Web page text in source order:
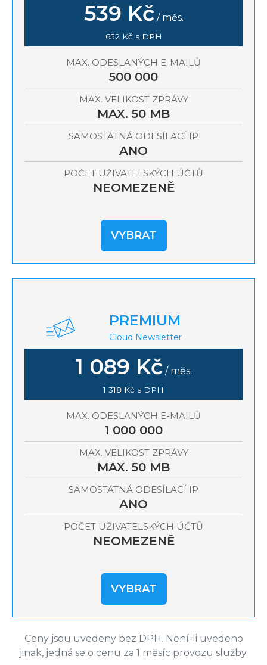
539 Kč/ měs.
652 Kč s DPH
MAX. ODESLANÝCH E-MAILŮ
500 000
MAX. VELIKOST ZPRÁVY
MAX. 50 MB
SAMOSTATNÁ ODESÍLACÍ IP
ANO
POČET UŽIVATELSKÝCH ÚČTŮ
NEOMEZENĚ
VYBRAT
PREMIUM
Cloud Newsletter
1 089 Kč / měs.
1 318 Kč s DPH
MAX. ODESLANÝCH E-MAILŮ
1 000 000
MAX. VELIKOST ZPRÁVY
MAX. 50 MB
SAMOSTATNÁ ODESÍLACÍ IP
ANO
POČET UŽIVATELSKÝCH ÚČTŮ
NEOMEZENĚ
VYBRAT
Ceny jsou uvedeny bez DPH. Není-li uvedeno
jinak, jedná se o cenu za 1 měsíc provozu služby.